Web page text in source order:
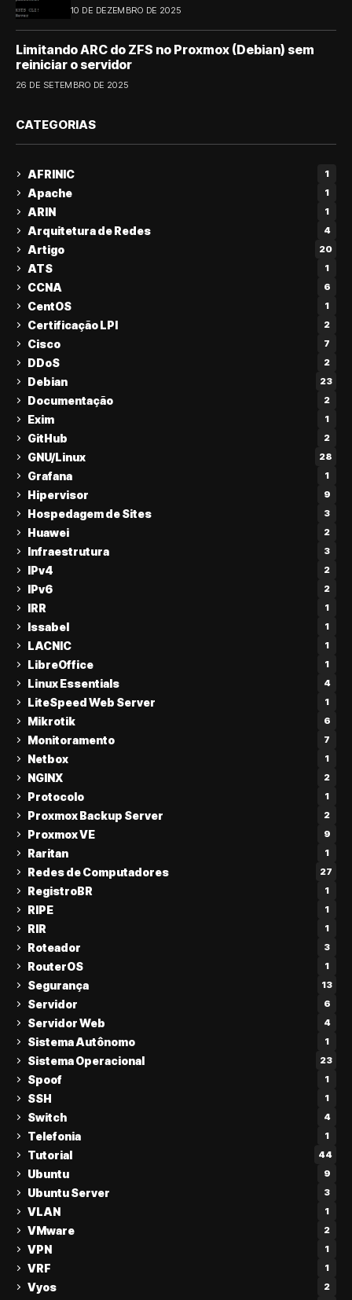
10 DE DEZEMBRO DE 2025
Limitando ARC do ZFS no Proxmox (Debian) sem
reiniciar o servidor
26 DE SETEMBRO DE 2025
CATEGORIAS
AFRINIC 1
Apache 1
ARIN 1
Arquitetura de Redes 4
Artigo 20
ATS 1
CCNA 6
CentOS 1
Certificação LPI 2
Cisco 7
DDoS 2
Debian 23
Documentação 2
Exim 1
GitHub 2
GNU/Linux 28
Grafana 1
Hipervisor 9
Hospedagem de Sites 3
Huawei 2
Infraestrutura 3
IPv4 2
IPv6 2
IRR 1
Issabel 1
LACNIC 1
LibreOffice 1
Linux Essentials 4
LiteSpeed Web Server 1
Mikrotik 6
Monitoramento 7
Netbox 1
NGINX 2
Protocolo 1
Proxmox Backup Server 2
Proxmox VE 9
Raritan 1
Redes de Computadores 27
RegistroBR 1
RIPE 1
RIR 1
Roteador 3
RouterOS 1
Segurança 13
Servidor 6
Servidor Web 4
Sistema Autônomo 1
Sistema Operacional 23
Spoof 1
SSH 1
Switch 4
Telefonia 1
Tutorial 44
Ubuntu 9
Ubuntu Server 3
VLAN 1
VMware 2
VPN 1
VRF 1
Vyos 2